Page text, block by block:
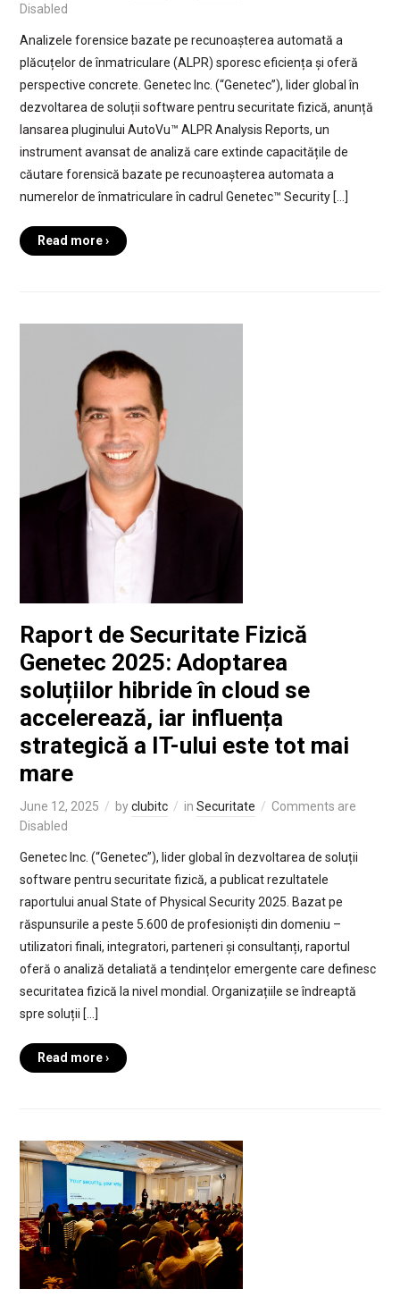
Disabled
Analizele forensice bazate pe recunoașterea automată a
plăcuțelor de înmatriculare (ALPR) sporesc eficiența și oferă
perspective concrete. Genetec Inc. (“Genetec”), lider global în
dezvoltarea de soluții software pentru securitate fizică, anunță
lansarea pluginului AutoVu™ ALPR Analysis Reports, un
instrument avansat de analiză care extinde capacitățile de
căutare forensică bazate pe recunoașterea automata a
numerelor de înmatriculare în cadrul Genetec™ Security […]
Read more ›
Raport de Securitate Fizică
Genetec 2025: Adoptarea
soluțiilor hibride în cloud se
accelerează, iar influența
strategică a IT-ului este tot mai
mare
June 12, 2025 byclubitc in Securitate
Comments are
Disabled
Genetec Inc. (“Genetec”), lider global în dezvoltarea de soluții
software pentru securitate fizică, a publicat rezultatele
raportului anual State of Physical Security 2025. Bazat pe
răspunsurile a peste 5.600 de profesioniști din domeniu –
utilizatori finali, integratori, parteneri și consultanți, raportul
oferă o analiză detaliată a tendințelor emergente care definesc
securitatea fizică la nivel mondial. Organizațiile se îndreaptă
spre soluții […]
Read more ›